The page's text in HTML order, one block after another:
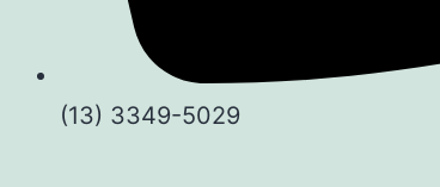
(13) 3349-5029​